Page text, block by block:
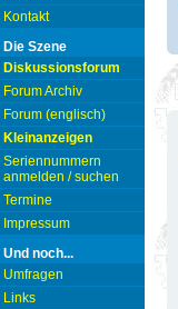
Kontakt
Die Szene
Diskussionsforum
Forum Archiv
Forum (englisch)
Kleinanzeigen
Seriennummern
anmelden / suchen
Termine
Impressum
Und noch...
Umfragen
Links